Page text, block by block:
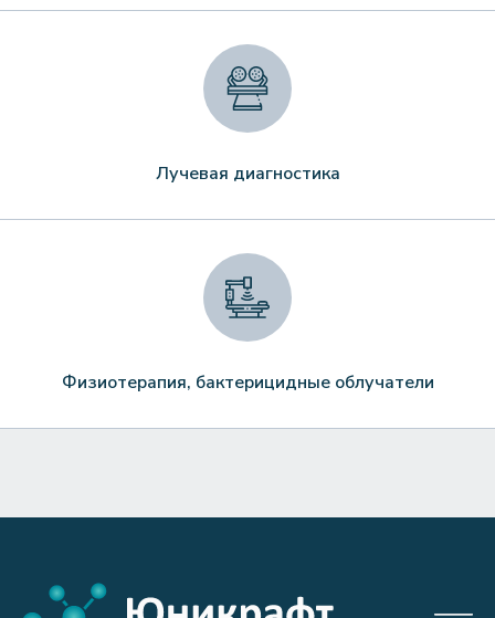
Лучевая диагностика
Физиотерапия, бактерицидные облучатели